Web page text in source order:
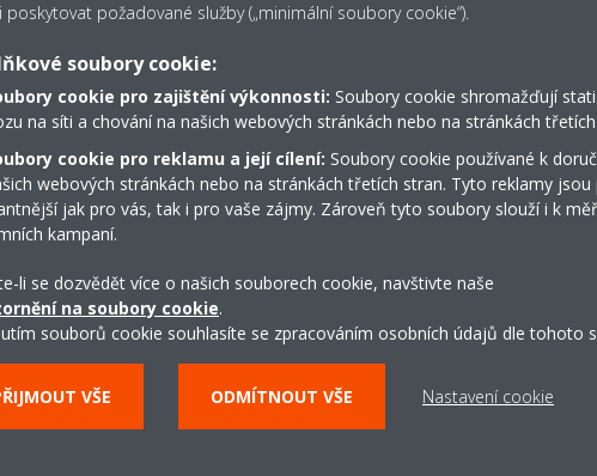
jednotky v provedení tepelného
jako zdroj tepla a chladu pro
Ovládání celého soustavy řeší
rozhraní protokolu Modbus.
neopláštěné parapetní, umístěné
na budoucí nájemce, aby si mohli
V některých případech jsou
jejich umístění prozrazuje pouze
Vodou chlazené VRV IV
Venkovní jednotkaRXYSQ-
Vnitřní parapetní jednotky
Vnitřní podhledové jednotky
poskytovat požadované služby („minimální soubory cookie“).
soubory cookie:
cookie pro zajištění výkonnosti: Soubory cookie shromažďují
na síti a chování na našich webových stránkách nebo na stránkách
cookie pro reklamu a její cílení: Soubory cookie používané k
webových stránkách nebo na stránkách třetích stran. Tyto reklamy jsou
jak pro vás, tak i pro vaše zájmy. Zároveň tyto soubory slouží i k
kampaní.
li se dozvědět více o našich souborech cookie, navštivte naše
na soubory cookie.
souborů cookie souhlasíte se zpracováním osobních údajů dle tohoto
VŠE ODMÍTNOUT VŠE Nastavení cookie